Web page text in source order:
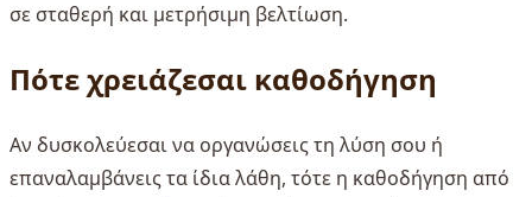
σε σταθερή και μετρήσιμη βελτίωση.
Πότε χρειάζεσαι καθοδήγηση
Αν δυσκολεύεσαι να οργανώσεις τη λύση σου ή
επαναλαμβάνεις τα ίδια λάθη, τότε η καθοδήγηση από